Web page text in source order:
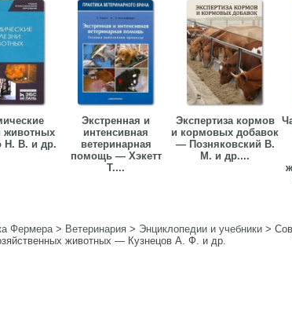
животных
Н. В. и др.
Экстренная и
интенсивная
ветеринарная
помощь — Хэкетт
Т....
Экспертиза кормов
и кормовых добавок
— Позняковский В.
М. и др....
Фермера> Ветеринария > Энциклопедии и учебники >
животных — Кузнецов А. Ф. и др.